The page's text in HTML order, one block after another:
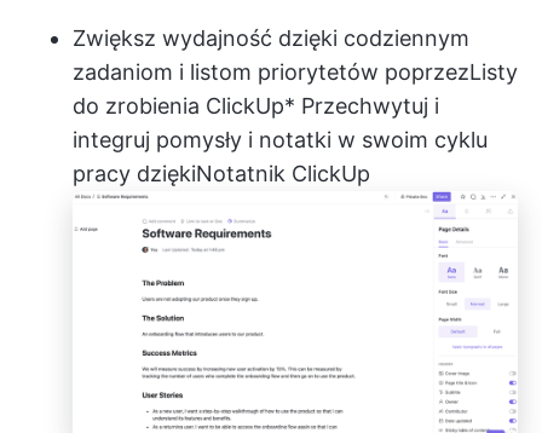
Zwiększ wydajność dzięki codziennym
zadaniom i listom priorytetów poprzezListy
do zrobienia ClickUp* Przechwytuj i
integruj pomysły i notatki w swoim cyklu
pracy dziękiNotatnik ClickUp